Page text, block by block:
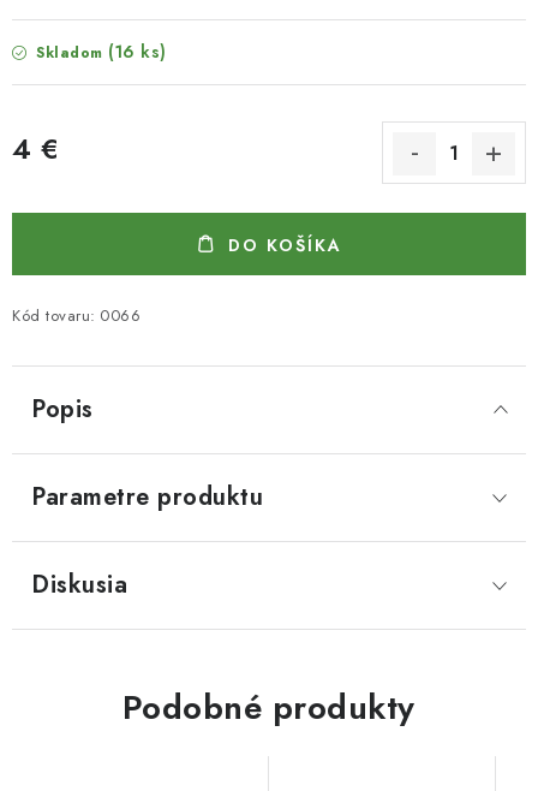
Skladom (16 ks)
4 €
DO KOŠÍKA
Kód tovaru: 0066
Popis
Parametre produktu
Diskusia
Podobné produkty